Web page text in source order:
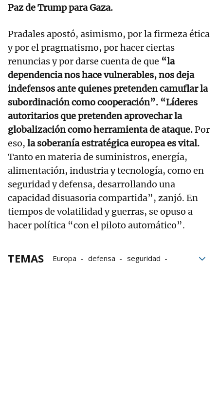
Paz de Trump para Gaza.
Pradales apostó, asimismo, por la firmeza ética
y por el pragmatismo, por hacer ciertas
renuncias y por darse cuenta de que “la
dependencia nos hace vulnerables, nos deja
indefensos ante quienes pretenden camuflar la
subordinación como cooperación”. “Líderes
autoritarios que pretenden aprovechar la
globalización como herramienta de ataque.Por
eso, la soberanía estratégica europea es vital.
Tanto en materia de suministros, energía,
alimentación, industria y tecnología, como en
seguridad y defensa, desarrollando una
capacidad disuasoria compartida”, zanjó. En
tiempos de volatilidad y guerras, se opuso a
hacer política “con el piloto automático”.
TEMAS Europa defensa
seguridad